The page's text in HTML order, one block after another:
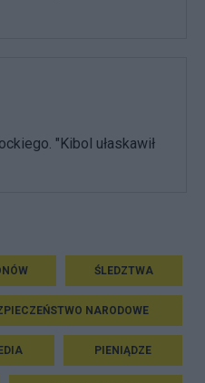
"Kibol ułaskawił
ŚLEDZTWA
NARODOWE
PIENIĄDZE